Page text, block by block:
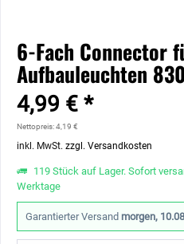
6-Fach Connector
Aufbauleuchten
4,99 € *
Nettopreis: 4,19 €
inkl. MwSt. zzgl. Versandkosten
119 Stück auf Lager. Sofort
Werktage
Garantierter Versand morgen,